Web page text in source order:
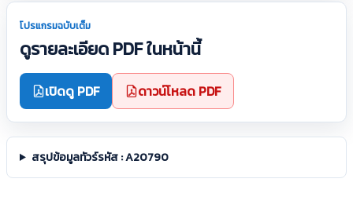
โปรแกรมฉบับเต็ม
ดูรายละเอียด PDF ในหน้านี้
เปิดดู PDF ดาวน์โหลด PDF
สรุปข้อมูลทัวร์รหัส : A20790